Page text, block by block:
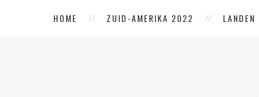
HOME ZUID-AMERIKA 2022 LANDEN